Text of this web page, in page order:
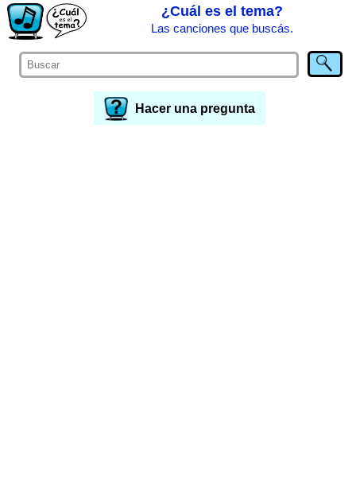
¿Cuál es el tema?
Las canciones que buscás.
Hacer una pregunta